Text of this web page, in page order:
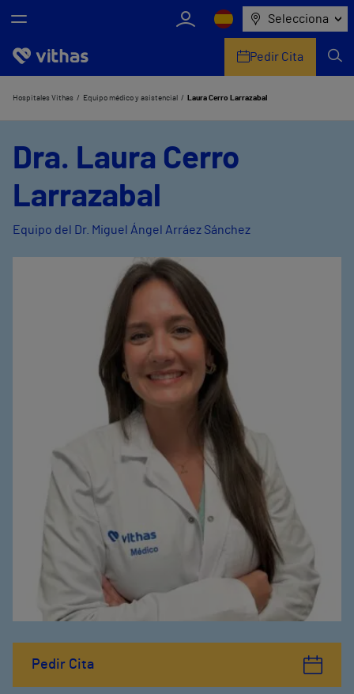
Selecciona
Nosotros
Pedir Cita
Hospitales Vithas Equipo médico y asistencial Laura Cerro Larrazabal
Pedir Cita
Dra. Laura Cerro
Larrazabal
Equipo del Dr. Miguel Ángel Arráez Sánchez